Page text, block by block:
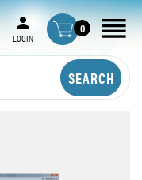
LOGIN
0